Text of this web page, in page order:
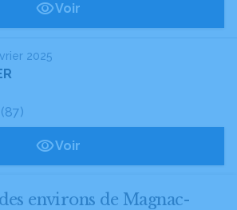
Voir
2025
Voir
environs de Magnac-